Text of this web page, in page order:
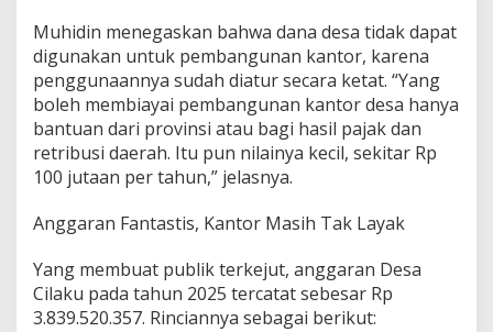
a
Muhidin menegaskan bahwa dana desa tidak dapat
digunakan untuk pembangunan kantor, karena
penggunaannya sudah diatur secara ketat. “Yang
boleh membiayai pembangunan kantor desa hanya
bantuan dari provinsi atau bagi hasil pajak dan
retribusi daerah. Itu pun nilainya kecil, sekitar Rp
100 jutaan per tahun,” jelasnya.
Anggaran Fantastis, Kantor Masih Tak Layak
Yang membuat publik terkejut, anggaran Desa
Cilaku pada tahun 2025 tercatat sebesar Rp
3.839.520.357. Rinciannya sebagai berikut: